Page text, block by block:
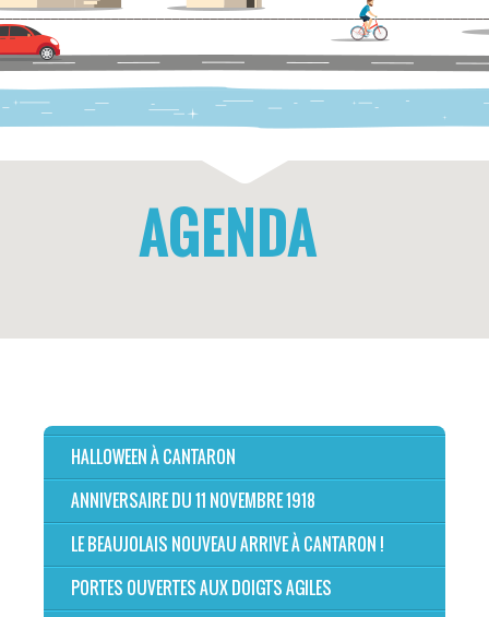
AGENDA
HALLOWEEN À CANTARON
ANNIVERSAIRE DU 11 NOVEMBRE 1918
LE BEAUJOLAIS NOUVEAU ARRIVE À CANTARON !
PORTES OUVERTES AUX DOIGTS AGILES